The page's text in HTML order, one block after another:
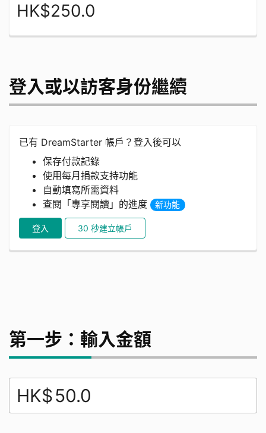
HK$250.0
登入或以訪客身份繼續
已有 DreamStarter 帳戶？登入後可以
保存付款記錄
使用每月捐款支持功能
自動填寫所需資料
查閱「專享閱讀」的進度
新功能
登入 30 秒建立帳戶
第一步：輸入金額
HK$